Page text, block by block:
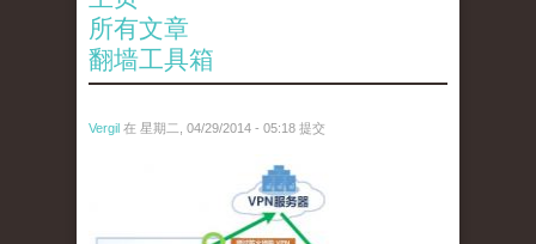
所有文章
翻墙工具箱
Vergil 在 星期二, 04/29/2014 - 05:18 提交